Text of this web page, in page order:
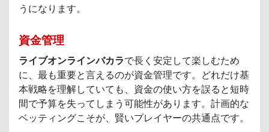
うになります。
資金管理
ライブオンラインバカラで長く安定して楽しむため
に、最も重要と言えるのが資金管理です。どれだけ基
本戦略を理解していても、資金の使い方を誤ると短時
間で予算を失ってしまう可能性があります。計画的な
ベッティングこそが、賢いプレイヤーの共通点です。